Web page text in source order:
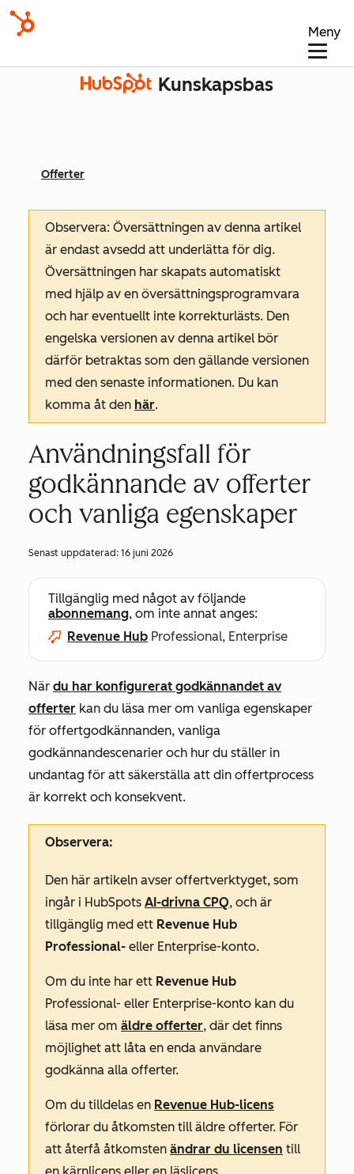
Meny
Kunskapsbas
Offerter
Observera: Översättningen av denna artikel
är endast avsedd att underlätta för dig.
Översättningen har skapats automatiskt
med hjälp av en översättningsprogramvara
och har eventuellt inte korrekturlästs. Den
engelska versionen av denna artikel bör
därför betraktas som den gällande versionen
med den senaste informationen. Du kan
komma åt den här.
Användningsfall för
godkännande av offerter
och vanliga egenskaper
Senast uppdaterad: 16 juni 2026
Tillgänglig med något av följande
abonnemang, om inte annat anges:
Revenue Hub Professional, Enterprise
När du har konfigurerat godkännandet av
offerter kan du läsa mer om vanliga egenskaper
för offertgodkännanden, vanliga
godkännandescenarier och hur du ställer in
undantag för att säkerställa att din offertprocess
är korrekt och konsekvent.
Observera:
Den här artikeln avser offertverktyget, som
ingår i HubSpots AI-drivna CPQ, och är
tillgänglig med ett Revenue Hub
Professional- eller Enterprise-konto.
Om du inte har ett Revenue Hub
Professional- eller Enterprise-konto kan du
läsa mer om äldre offerter, där det finns
möjlighet att låta en enda användare
godkänna alla offerter.
Om du tilldelas en Revenue Hub-licens
förlorar du åtkomsten till äldre offerter. För
att återfå åtkomsten ändrar du licensen till